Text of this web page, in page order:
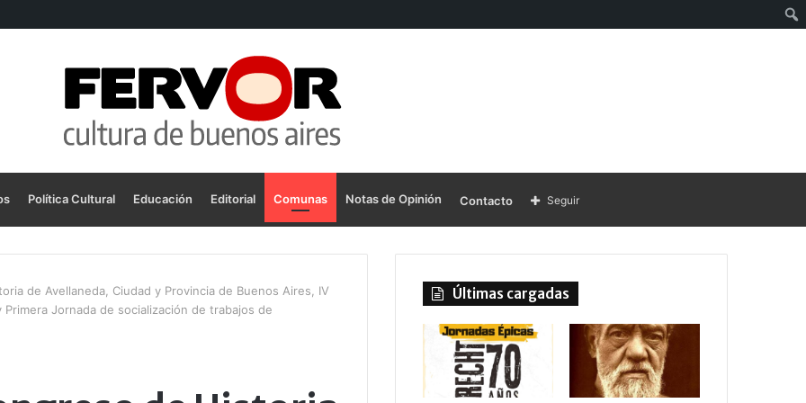
Política Cultural Educación Editorial Comunas Notas de Opinión Contacto Seguir
de Avellaneda, Ciudad y Provincia de Buenos Aires, IV
Jornada de socialización de trabajos de
Últimas cargadas